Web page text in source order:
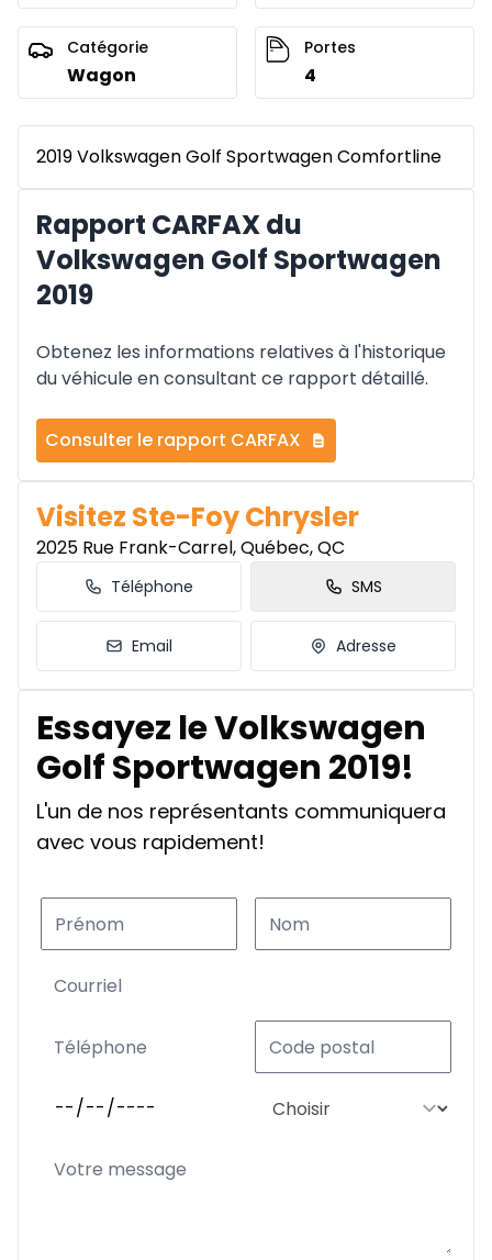
Catégorie
Wagon
Portes
4
2019 Volkswagen Golf Sportwagen Comfortline
Rapport CARFAX du
Volkswagen Golf Sportwagen
2019
Obtenez les informations relatives à l'historique
du véhicule en consultant ce rapport détaillé.
Consulter le rapport CARFAX
Visitez Ste-Foy Chrysler
2025 Rue Frank-Carrel, Québec, QC
Téléphone SMS
Email Adresse
Essayez le Volkswagen
Golf Sportwagen 2019!
L'un de nos représentants communiquera
avec vous rapidement!